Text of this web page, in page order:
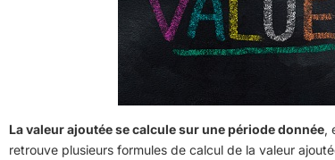
La valeur ajoutée se calcule sur une période donnée,
retrouve plusieurs formules de calcul de la valeur